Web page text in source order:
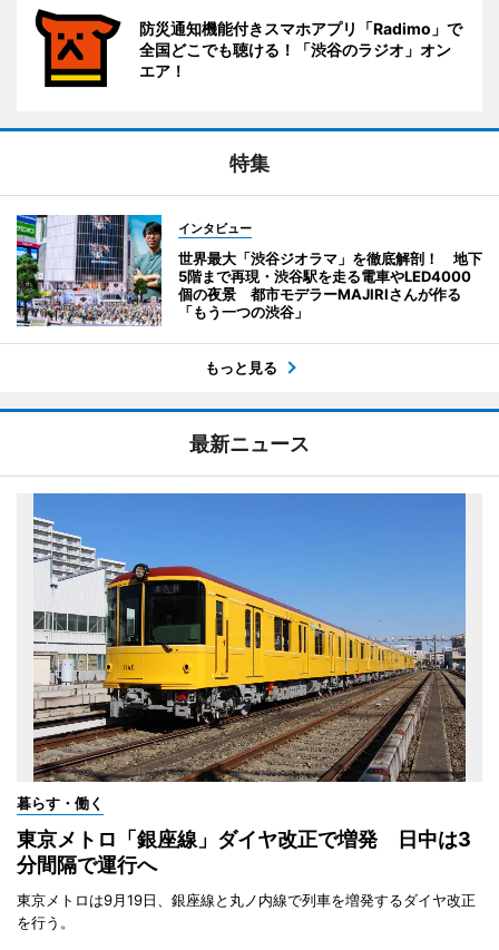
防災通知機能付きスマホアプリ「Radimo」で
全国どこでも聴ける！「渋谷のラジオ」オン
エア！
特集
インタビュー
世界最大「渋谷ジオラマ」を徹底解剖！ 地下
5階まで再現・渋谷駅を走る電車やLED4000
個の夜景 都市モデラーMAJIRIさんが作る
「もう一つの渋谷」
もっと見る
最新ニュース
暮らす・働く
東京メトロ「銀座線」ダイヤ改正で増発 日中は3
分間隔で運行へ
東京メトロは9月19日、銀座線と丸ノ内線で列車を増発するダイヤ改正
を行う。